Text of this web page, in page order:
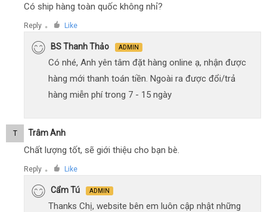
Có ship hàng toàn quốc không nhỉ?
Reply ● Like
BS Thanh Thảo ADMIN
Có nhé, Anh yên tâm đặt hàng online ạ, nhận được
hàng mới thanh toán tiền. Ngoài ra được đổi/trả
hàng miễn phí trong 7 - 15 ngày
T Trâm Anh
Chất lượng tốt, sẽ giới thiệu cho bạn bè.
Reply ● Like
Cẩm Tú ADMIN
Thanks Chị, website bên em luôn cập nhật những